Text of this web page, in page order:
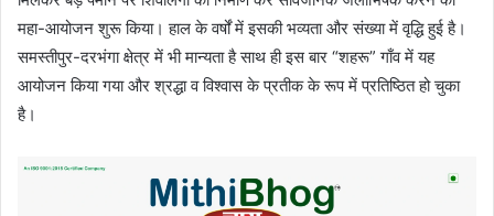
महा-आयोजन शुरू किया। हाल के वर्षों में इसकी भव्यता और संख्या में वृद्धि हुई है।
समस्तीपुर-दरभंगा क्षेत्र में भी मान्यता है साथ ही इस बार “शहरू” गाँव में यह
आयोजन किया गया और श्रद्धा व विश्वास के प्रतीक के रूप में प्रतिष्ठित हो चुका
है।